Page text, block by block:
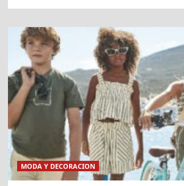
MODA Y DECORACION